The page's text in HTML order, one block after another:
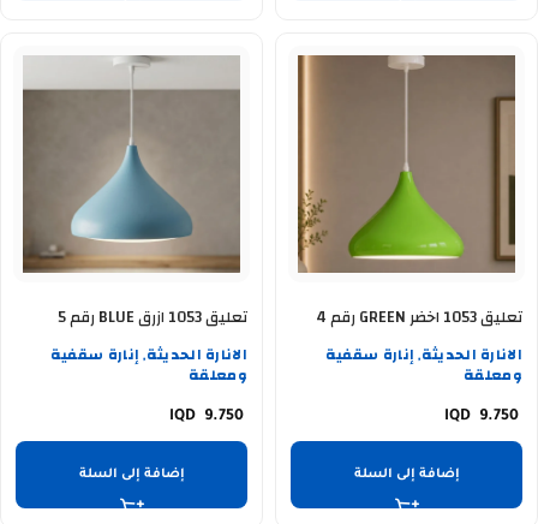
تعليق 1053 اخضر GREEN رقم 4
الانارة الحديثة, إنارة سقفية
ومعلقة
9.750
إضافة إلى السلة
تعليق 1053 ازرق BLUE رقم 5
الانارة الحديثة, إنارة سقفية
ومعلقة
9.750
إضافة إلى السلة